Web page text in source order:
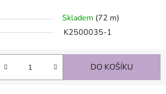
Skladem (72 m)
K2500035-1
DO KOŠÍKU